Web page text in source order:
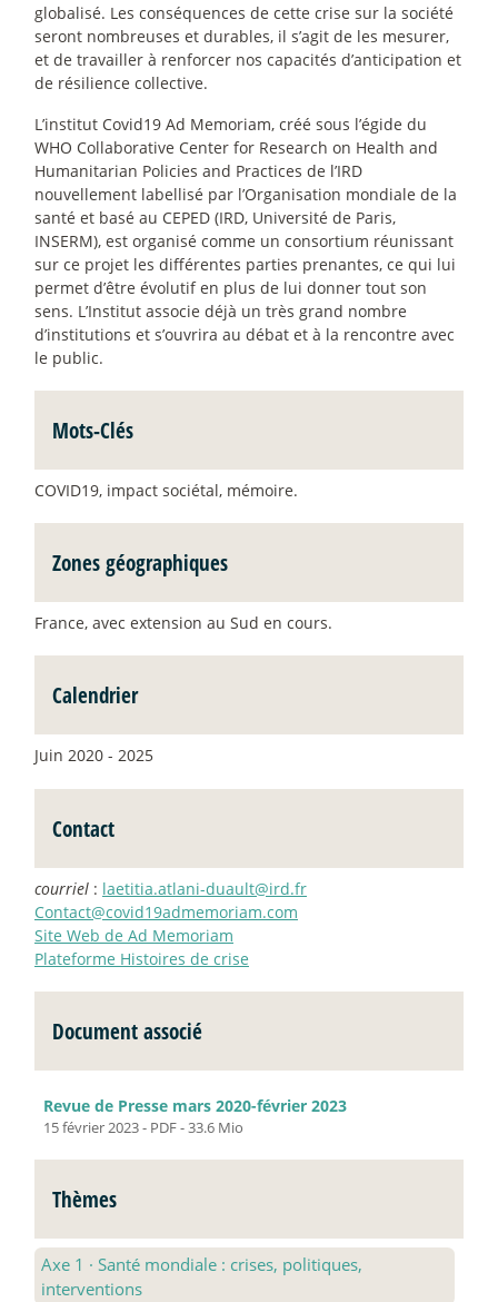
globalisé. Les conséquences de cette crise sur la société
seront nombreuses et durables, il s’agit de les mesurer,
et de travailler à renforcer nos capacités d’anticipation et
de résilience collective.
L’institut Covid19 Ad Memoriam, créé sous l’égide du
WHO Collaborative Center for Research on Health and
Humanitarian Policies and Practices de l’IRD
nouvellement labellisé par l’Organisation mondiale de la
santé et basé au CEPED (IRD, Université de Paris,
INSERM), est organisé comme un consortium réunissant
sur ce projet les différentes parties prenantes, ce qui lui
permet d’être évolutif en plus de lui donner tout son
sens. L’Institut associe déjà un très grand nombre
d’institutions et s’ouvrira au débat et à la rencontre avec
le public.
Mots-Clés
COVID19, impact sociétal, mémoire.
Zones géographiques
France, avec extension au Sud en cours.
Calendrier
Juin 2020 - 2025
Contact
courriel : laetitia.atlani-duault@ird.fr
Contact@covid19admemoriam.com
Site Web de Ad Memoriam
Plateforme Histoires de crise
Document associé
Revue de Presse mars 2020-février 2023
15 février 2023- PDF-33.6 Mio
Thèmes
Axe 1 · Santé mondiale : crises, politiques,
interventions